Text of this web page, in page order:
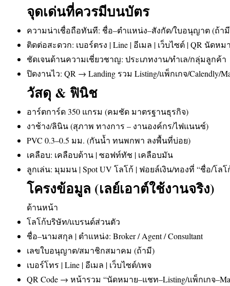
จุดเด่นที่ควรมีบนบัตร
ความน่าเชื่อถือทันที: ชื่อ–ตำแหน่ง–สังกัด/ใบอนุญาต (ถ้า
ติดต่อสะดวก: เบอร์ตรง | Line | อีเมล | เว็บไซต์ | QR นัดหม
ชัดเจนด้านความเชี่ยวชาญ: ประเภทงาน/ทำเล/กลุ่มลูกค้า
ปิดงานไว: QR → Landing รวม Listing/แพ็กเกจ/Calendly/
วัสดุ & ฟินิช
อาร์ตการ์ด 350 แกรม (คมชัด มาตรฐานธุรกิจ)
งาช้าง/ลินิน (สุภาพ ทางการ – งานองค์กร/ไฟแนนซ์)
PVC 0.3–0.5 มม. (กันน้ำ ทนพกพา ลงพื้นที่บ่อย)
เคลือบ: เคลือบด้าน | ซอฟท์ทัช | เคลือบมัน
ลูกเล่น: มุมมน | Spot UV โลโก้ | ฟอยล์เงิน/ทองที่ “ชื่อ/โลโ
โครงข้อมูล (เลย์เอาต์ใช้งานจริง)
ด้านหน้า
โลโก้บริษัท/แบรนด์ส่วนตัว
ชื่อ–นามสกุล | ตำแหน่ง: Broker / Agent / Consultant
เลขใบอนุญาต/สมาชิกสมาคม (ถ้ามี)
เบอร์โทร | Line | อีเมล | เว็บไซต์/เพจ
QR Code → หน้ารวม “นัดหมาย–แชท–Listing/แพ็กเกจ